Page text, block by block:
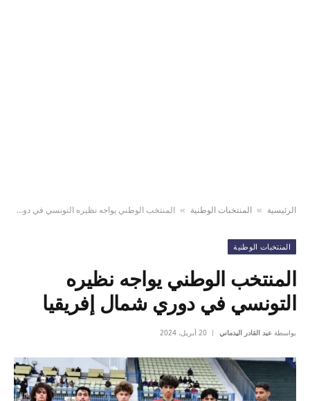
الرئيسية » المنتخبات الوطنية » المنتخب الوطني يواجه نظيره التونسي في دوري شمال إفريقيا
المنتخبات الوطنية
المنتخب الوطني يواجه نظيره
التونسي في دوري شمال إفريقيا
بواسطة عبد القادر اليدماني 20 أبريل، 2024